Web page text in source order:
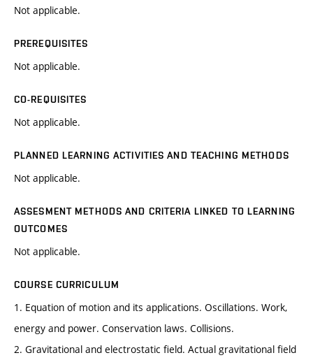
Not applicable.
PREREQUISITES
Not applicable.
CO-REQUISITES
Not applicable.
PLANNED LEARNING ACTIVITIES AND TEACHING METHODS
Not applicable.
ASSESMENT METHODS AND CRITERIA LINKED TO LEARNING
OUTCOMES
Not applicable.
COURSE CURRICULUM
1. Equation of motion and its applications. Oscillations. Work,
energy and power. Conservation laws. Collisions.
2. Gravitational and electrostatic field. Actual gravitational field